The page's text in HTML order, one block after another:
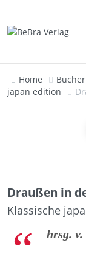
Home
japan edition
Draußen in
Klassische
hrsg.